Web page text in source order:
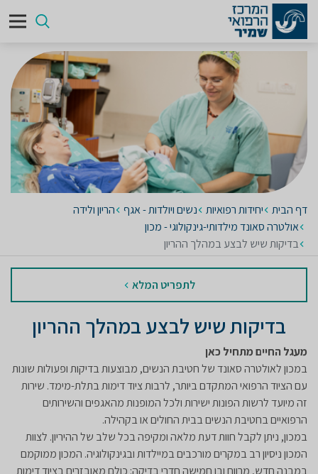
דף הבית יחידות רפואיות נשים ויולדות - אגף
הריון ולידה
אולטרה סאונד מילדותי-גינקולוגי - מכון
בדיקות שיש לבצע במהלך ההריון
לתפריט המלא
בדיקות שיש לבצע במהלך ההריון
מעגל החיים מתחיל כאן
במכון לאולטרה סאונד של חטיבת הנשים, מבוצעות בדיקות ופעולות שונות
עם הציוד הרפואי המתקדם ביותר, לרבות ציוד דימות בתלת-מימד. שירות
זה מיועד לרשות הפונות ישירות ולכל המופנות מהאגפים והשירותים
הרפואיים בחטיבת הנשים בבית החולים או בקהילה.
במכון, ניתן לקבל חוות דעת מלאה ומקיפה בכל שלב של ההיריון. לצוות
המכון ניסיון רב במקרים מורכבים במיילדות ובגינקולוגיה. המכון ממוקמם